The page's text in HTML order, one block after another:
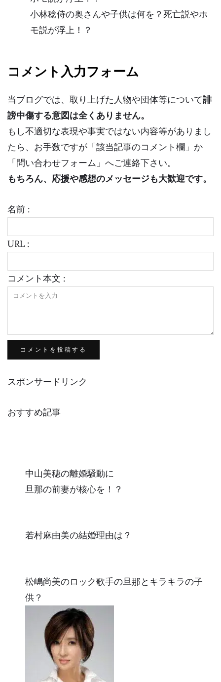
小林稔侍の奥さんや子供は何を？死亡説やホ
モ説が浮上！？
コメント入力フォーム
当ブログでは、取り上げた人物や団体等について誹
謗中傷する意図は全くありません。
もし不適切な表現や事実ではない内容等がありまし
たら、お手数ですが「該当記事のコメント欄」か
「問い合わせフォーム」へご連絡下さい。
もちろん、応援や感想のメッセージも大歓迎です。
名前 :
URL :
コメント本文 :
スポンサードリンク
おすすめ記事
中山美穂の離婚騒動に
旦那の前妻が核心を！？
若村麻由美の結婚理由は？
松嶋尚美のロック歌手の旦那とキラキラの子
供？